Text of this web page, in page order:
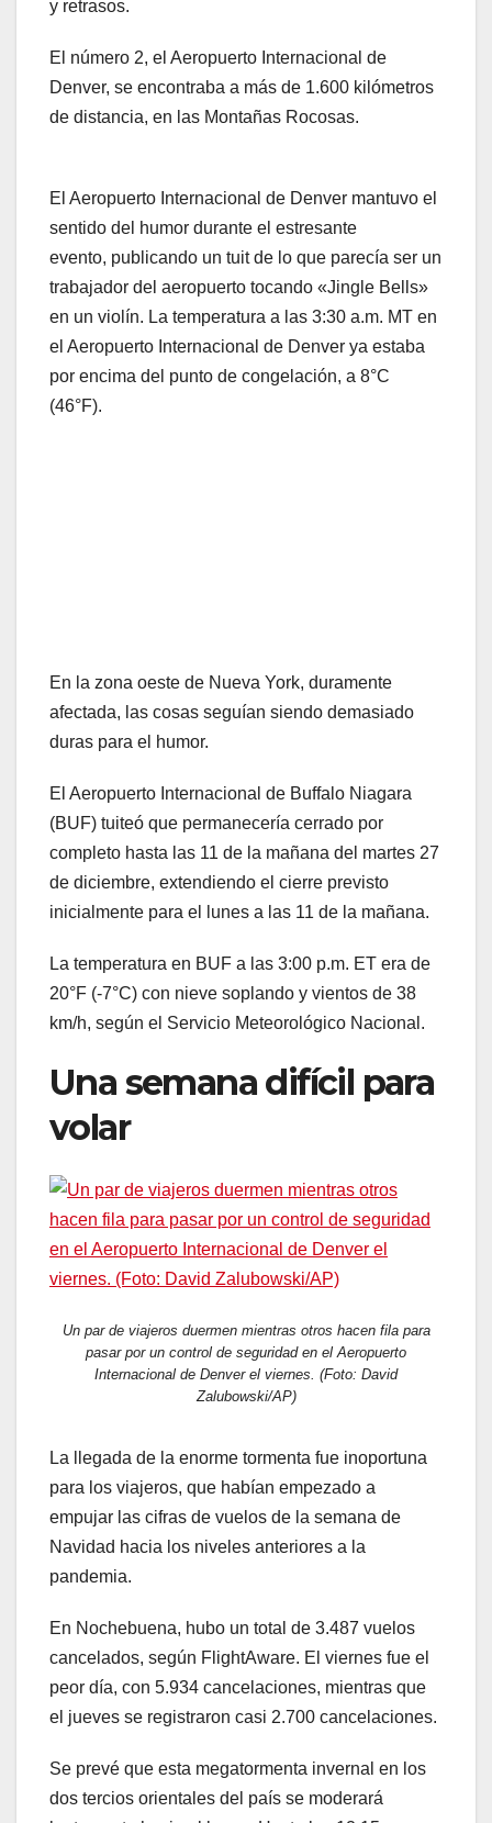
y retrasos.
El número 2, el Aeropuerto Internacional de
Denver, se encontraba a más de 1.600 kilómetros
de distancia, en las Montañas Rocosas.
El Aeropuerto Internacional de Denver mantuvo el
sentido del humor durante el estresante
evento, publicando un tuit de lo que parecía ser un
trabajador del aeropuerto tocando «Jingle Bells»
en un violín. La temperatura a las 3:30 a.m. MT en
el Aeropuerto Internacional de Denver ya estaba
por encima del punto de congelación, a 8°C
(46°F).
En la zona oeste de Nueva York, duramente
afectada, las cosas seguían siendo demasiado
duras para el humor.
El Aeropuerto Internacional de Buffalo Niagara
(BUF) tuiteó que permanecería cerrado por
completo hasta las 11 de la mañana del martes 27
de diciembre, extendiendo el cierre previsto
inicialmente para el lunes a las 11 de la mañana.
La temperatura en BUF a las 3:00 p.m. ET era de
20°F (-7°C) con nieve soplando y vientos de 38
km/h, según el Servicio Meteorológico Nacional.
Una semana difícil para
volar
Un par de viajeros duermen mientras otros hacen fila para
pasar por un control de seguridad en el Aeropuerto
Internacional de Denver el viernes. (Foto: David
Zalubowski/AP)
La llegada de la enorme tormenta fue inoportuna
para los viajeros, que habían empezado a
empujar las cifras de vuelos de la semana de
Navidad hacia los niveles anteriores a la
pandemia.
En Nochebuena, hubo un total de 3.487 vuelos
cancelados, según FlightAware. El viernes fue el
peor día, con 5.934 cancelaciones, mientras que
el jueves se registraron casi 2.700 cancelaciones.
Se prevé que esta megatormenta invernal en los
dos tercios orientales del país se moderará